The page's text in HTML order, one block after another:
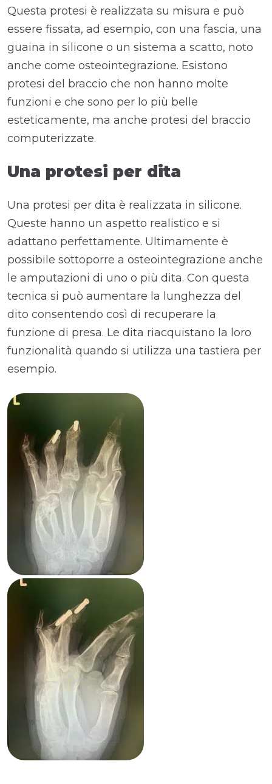
Questa protesi è realizzata su misura e può
essere fissata, ad esempio, con una fascia, una
guaina in silicone o un sistema a scatto, noto
anche come osteointegrazione. Esistono
protesi del braccio che non hanno molte
funzioni e che sono per lo più belle
esteticamente, ma anche protesi del braccio
computerizzate.
Una protesi per dita
Una protesi per dita è realizzata in silicone.
Queste hanno un aspetto realistico e si
adattano perfettamente. Ultimamente è
possibile sottoporre a osteointegrazione anche
le amputazioni di uno o più dita. Con questa
tecnica si può aumentare la lunghezza del
dito consentendo così di recuperare la
funzione di presa. Le dita riacquistano la loro
funzionalità quando si utilizza una tastiera per
esempio.